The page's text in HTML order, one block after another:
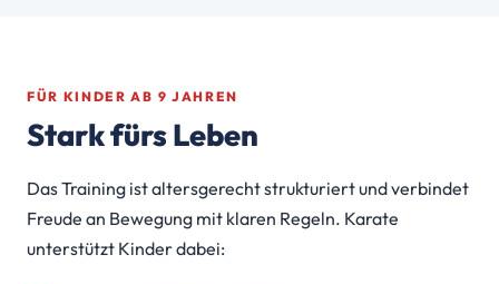
FÜR KINDER AB 9 JAHREN
Stark fürs Leben
Das Training ist altersgerecht strukturiert und verbindet
Freude an Bewegung mit klaren Regeln. Karate
unterstützt Kinder dabei: